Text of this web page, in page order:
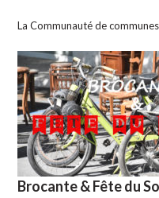
La Communauté de
Brocante & Fête du